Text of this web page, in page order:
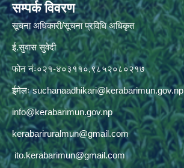
सम्पर्क विवरण
सूचना अधिकारी/सूचना प्रविधि अधिकृत
ई.सुवास सुवेदी
फोन नंः०२१-४०३११०,९८५२०८०२१७
ईमेलःsuchanaadhikari@kerabarimun.gov.np
info@kerabarimun.gov.np
kerabariruralmun@gmail.com
ito.kerabarimun@gmail.com